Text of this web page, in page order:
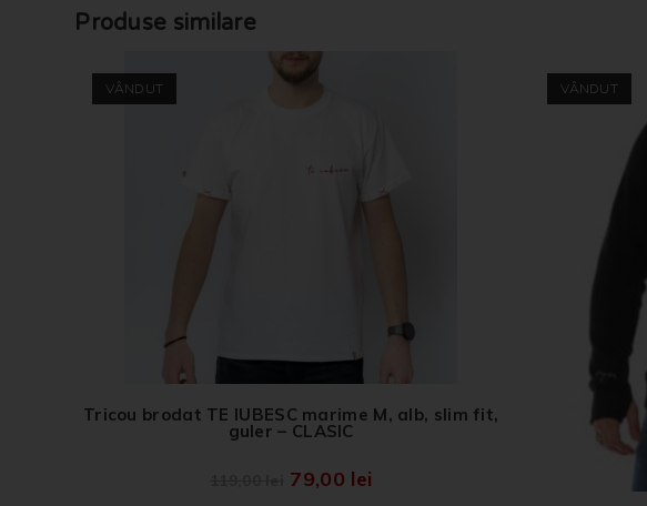
Produse similare
VÂNDUT
Tricou brodat TE IUBESC marime M, alb, slim fit,
guler – CLASIC
79,00 lei
VÂNDUT